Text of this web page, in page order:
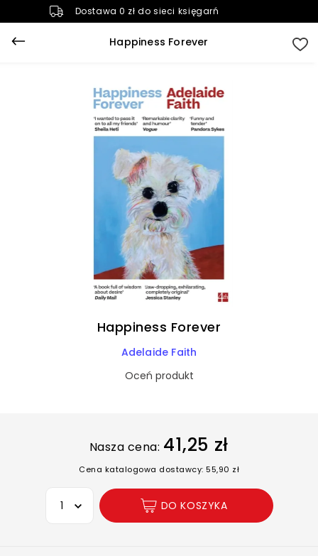
Dostawa 0 zł do sieci księgarń
Happiness Forever
Happiness Forever
Adelaide Faith
Oceń produkt
Nasza cena: 41,25 zł
Cena katalogowa dostawcy: 55,90 zł
Wybierz opcję
DO KOSZYKA